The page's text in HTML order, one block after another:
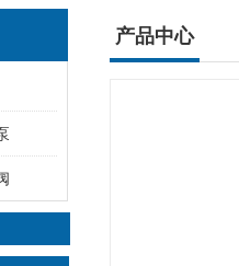
产品中心